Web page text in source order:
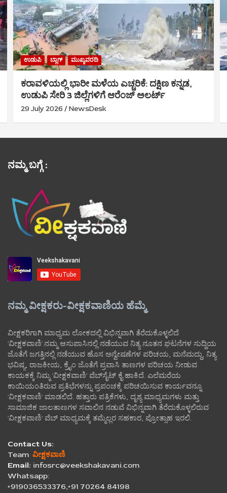
ಉಡುಪಿ ಬ್ಲಾಗ್ ಮುಖ್ಯವರದಿ
ಕರಾವಳಿಯಲ್ಲಿ ಭಾರೀ ಮಳೆಯ ಎಚ್ಚರಿಕೆ: ದಕ್ಷಿಣ ಕನ್ನಡ,
ಉಡುಪಿ ಸೇರಿ 3 ಜಿಲ್ಲೆಗಳಿಗೆ ಆರೆಂಜ್ ಅಲರ್ಟ್
29 July 2026 NewsDesk
ನಮ್ಮ ಬಗ್ಗೆ :
ನಮ್ಮ ವೀಕ್ಷಕರು-ವೀಕ್ಷಕವಾಣಿಯ ಹೆಮ್ಮೆ
ವೀಕ್ಷಕರಿಗಾಗಿ ಮಾಧ್ಯಮ ಲೋಕದಲ್ಲಿ ವಿಭಿನ್ನವಾಗಿ ತೆರೆದುಕೊಳ್ಳಲಿದೆ
'ವೀಕ್ಷಕವಾಣಿ'.ನಮ್ಮ ಆಸುಪಾಸಿನಲ್ಲಿ ನಡೆಯುವ ನಿತ್ಯ ನೂತನ ಘಟನೆಗಳ ಸುದ್ದಿಯ
ಜೊತೆಗೆ ಜಗತ್ತಿನಲ್ಲಿ ನಡೆಯುವ ಹೊಸ ಅನ್ವೇಷಣೆಗಳ ಪರಿಚಯ, ಮನೆಮದ್ದು, ನಿತ್ಯ
ಭವಿಷ್ಯ, ರಾಜಕೀಯ, ಕ್ರೈಂ ಜೊತೆಗೆ ಪ್ರವಾಸಿ ತಾಣಗಳ ಪರಿಚಯ ನೀಡುವ
ಕಾಯಕಕ್ಕೆ ನಿಮ್ಮ 'ವೀಕ್ಷಕವಾಣಿ' ವೆಬ್‌ಸೈಟ್‌ ಕೈ ಹಾಕಿದೆ. ಎಲೆಮರೆಯ
ಕಾಯಿಯಂತಿರುವ ಪ್ರತಿಭೆಗಳನ್ನು ಪ್ರಪಂಚಕ್ಕೆ ಪರಿಚಯಿಸುವ ಕಾರ್ಯವನ್ನೂ
'ವೀಕ್ಷಕವಾಣಿ' ಮಾಡಲಿದೆ. ಹತ್ತಾರು ಪತ್ರಿಕೆಗಳು, ದೃಶ್ಯ ಮಾಧ್ಯಮಗಳು ಮತ್ತು
ಸಾಮಾಜಿಕ ಜಾಲತಾಣಗಳ ಸವಾಲಿನ ನಡುವೆ ವಿಭಿನ್ನವಾಗಿ ತೆರೆದುಕೊಳ್ಳಲಿರುವ
'ವೀಕ್ಷಕವಾಣಿ' ವೆಬ್ ಮಾಧ್ಯಮಕ್ಕೆ ತಮ್ಮೆಲ್ಲರ ಸಹಕಾರ, ಪ್ರೋತ್ಸಾಹ ಇರಲಿ.
Contact Us:
Team ವೀಕ್ಷಕವಾಣಿ
Email: infosrc@veekshakavani.com
Whatsapp:
+919036533376,+91 70264 84198